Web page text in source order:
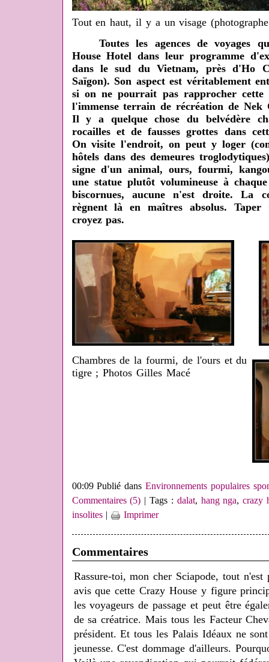
Tout en haut, il y a un visage
Toutes les agences de voyages
House Hotel dans leur programme
dans le sud du Vietnam, près d'Ho
Saïgon). Son aspect est véritablement
si on ne pourrait pas rapprocher cette
l'immense terrain de récréation de
Il y a quelque chose du belvédère
rocailles et de fausses grottes dans
On visite l'endroit, on peut y loger
hôtels dans des demeures
signe d'un animal, ours, fourmi,
une statue plutôt volumineuse à
biscornues, aucune n'est droite. La
règnent là en maîtres absolus.
croyez pas.
Chambres de la fourmi, de l'ours et du
tigre ; Photos Gilles Macé
00:09 Publié dansEnvironnements populaires
Commentaires (5) | Tags : dalat, hang nga,crazy
insolites| Imprimer
Commentaires
Rassure-toi, mon cher Sciapode, tout
avis que cette Crazy House y figure
les voyageurs de passage et peut être
de sa créatrice. Mais tous les Facteur
président. Et tous les Palais Idéaux ne
jeunesse. C'est dommage d'ailleurs.